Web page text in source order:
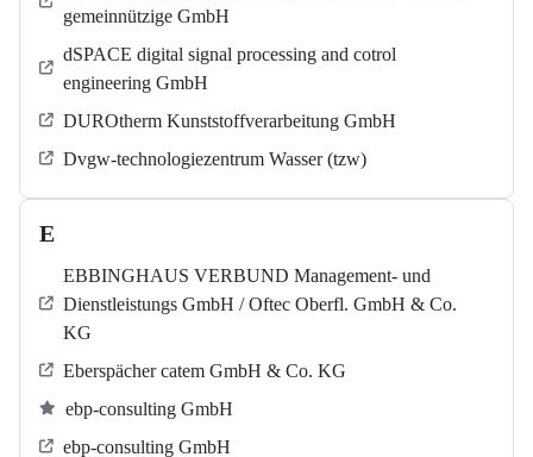
gemeinnützige GmbH
dSPACE digital signal processing and cotrol
engineering GmbH
DUROtherm Kunststoffverarbeitung GmbH
Dvgw-technologiezentrum Wasser (tzw)
E
EBBINGHAUS VERBUND Management- und
Dienstleistungs GmbH / Oftec Oberfl. GmbH & Co.
KG
Eberspächer catem GmbH & Co. KG
ebp-consulting GmbH
ebp-consulting GmbH